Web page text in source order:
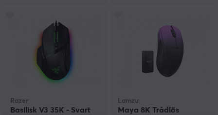
Razer
Basilisk V3 35K - Svart
Lamzu
Maya 8K Trådlös